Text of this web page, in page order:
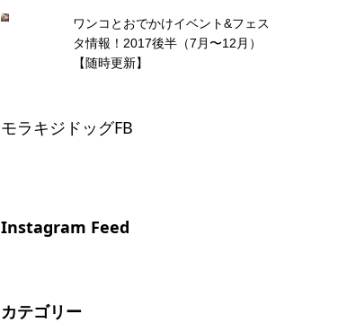
ワンコとおでかけイベント&フェス
タ情報！2017後半（7月〜12月）
【随時更新】
モラキジドッグFB
Instagram Feed
カテゴリー